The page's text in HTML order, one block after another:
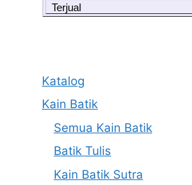
Terjual
Katalog
Kain Batik
Semua Kain Batik
Batik Tulis
Kain Batik Sutra